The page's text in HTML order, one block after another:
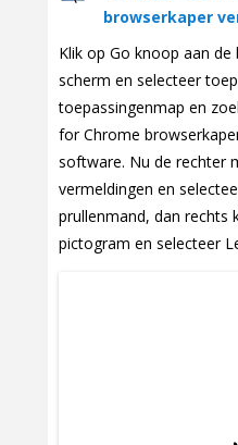
browserkaper
Klik op Go knoop aan
scherm en selecteer
toepassingenmap en
for Chrome
software. Nu de rechter
vermeldingen en
prullenmand, dan rechts
pictogram en selecteer